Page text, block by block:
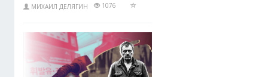
МИХАИЛ ДЕЛЯГИН 1076